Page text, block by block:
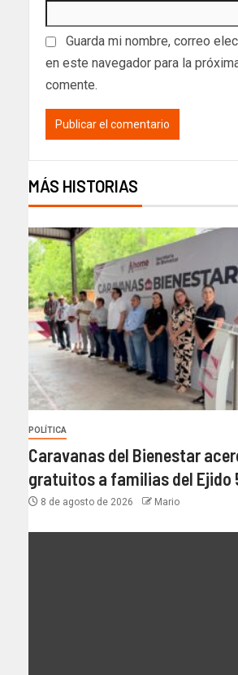
Guarda mi nombre, correo
en este navegador para la
comente.
MÁS HISTORIAS
POLÍTICA
Caravanas del Bienestar
gratuitos a familias del Ejido
8 de agosto de 2026 Mario